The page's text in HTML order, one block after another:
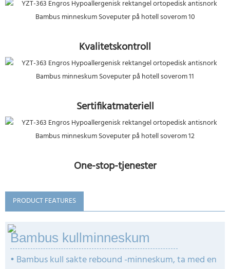
Kvalitetskontroll
Sertifikatmateriell
One-stop-tjenester
PRODUCT FEATURES
Bambus kullminneskum
• Bambus kull sakte rebound -minneskum, ta med en